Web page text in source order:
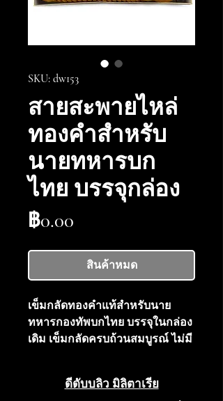
SKU: dw153
สายสะพายไหล่
ทองคำสำหรับ
นายทหารบก
ไทย บรรจุกล่อง
฿0.00
สินค้าหมด
เข็มกลัดทองคำแท้สำหรับนาย
ทหารกองทัพบกไทย บรรจุในกล่อง
เดิม เข็มกลัดครบถ้วนสมบูรณ์ ไม่มี
ดีดับบลิว มิลิตาเรีย